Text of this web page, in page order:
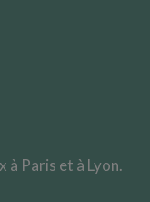
à Paris et à Lyon.